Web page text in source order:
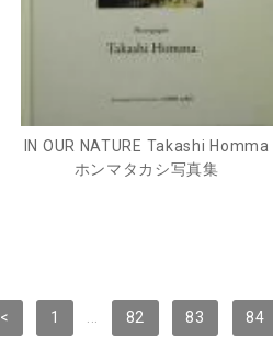
IN OUR NATURE Takashi Homma
ホンマタカシ写真集
< 1 ... 82 83 84